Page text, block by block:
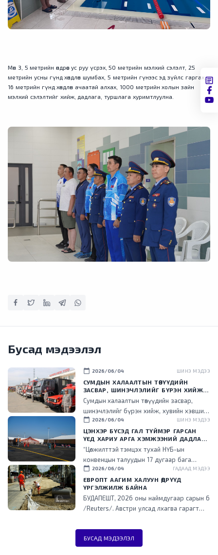
Мөн 3, 5 метрийн өндрөөс ус руу үсрэх, 50 метрийн мэлхий сэлэлт, 25
метрийн усны гүнд хөндлөн шумбах, 5 метрийн гүнээс эд зүйлс гаргах,
16 метрийн гүнд хөндлөн ачаатай алхах, 1000 метрийн холын зайн
мэлхий сэлэлтийг хийж, дадлага, туршлага хуримтлуулна.
Бусад мэдээлэл
calendar_today 2026/06/04 ШИНЭ МЭДЭЭ
СУМДЫН ХАЛААЛТЫН ТӨВҮҮДИЙН
ЗАСВАР, ШИНЭЧЛЭЛИЙГ БҮРЭН ХИЙЖ,
ХУВИЙН ХЭВШИЛ РҮҮ МЕНЕЖМЕНТИЙГ
НЬ ШИЛЖҮҮЛСЭН ГЭДГИЙГ ОНЦОЛЛОО
Сумдын халаалтын төвүүдийн засвар,
шинэчлэлийг бүрэн хийж, хувийн хэвшил
рүү менежментийг нь шилжүүлснээр
төрийн ачаалал буурч, эдийн засгийн үр
ашигтай ажиллаж эхэлсэн гэдгийг энэ
үеэр танилцууллаа.
calendar_today 2026/06/04 ШИНЭ МЭДЭЭ
ЦЭНХЭР БҮСЭД ГАЛ ТҮЙМЭР ГАРСАН
ҮЕД ХАРИУ АРГА ХЭМЖЭЭНИЙ ДАДЛАГА
СУРГУУЛИЙГ ЗОХИОН БАЙГУУЛЛАА
“Цөлжилттэй тэмцэх тухай НҮБ-ын
конвенцын талуудын 17 дугаар бага
хурал (COP17) зохион байгуулах цэнхэр
бүсэд гал түймэр гарсан үед хариу арга
хэмжээ зохион байгуулах дадлага,
сургуулийг зохион байгууллаа.
calendar_today 2026/06/04 ГАДААД МЭДЭЭ
ЕВРОПТ ААГИМ ХАЛУУН ӨДРҮҮД
ҮРГЭЛЖИЛЖ БАЙНА
БУДАПЕШТ, 2026 оны наймдугаар сарын 6
/Reuters/. Австри улсад лхагва гарагт
халжээ. Түүнчлэн аагим халуун, ган
гачгийн улмаас төв болон өмнөд Европт
ихээхэн хүндрэл үүсэж, Унгар улсад
БУСАД МЭДЭЭЛЭЛ